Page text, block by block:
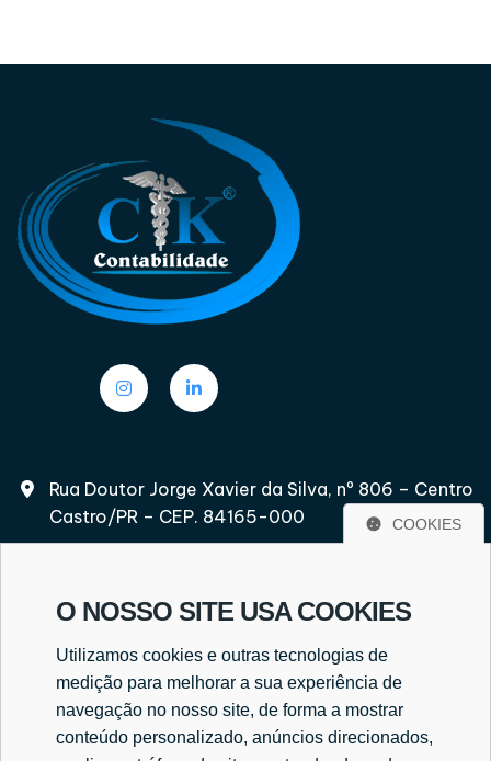
Rua Doutor Jorge Xavier da Silva, nº 806 – Centro
Castro/PR – CEP. 84165-000
(42) 3232-2597
(42) 9 8417-6502
COOKIES
O NOSSO SITE USA COOKIES
Utilizamos cookies e outras tecnologias de
medição para melhorar a sua experiência de
navegação no nosso site, de forma a mostrar
conteúdo personalizado, anúncios direcionados,